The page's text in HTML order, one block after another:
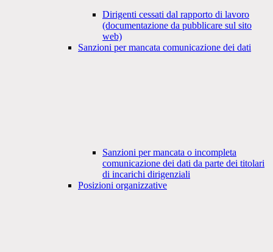
Dirigenti cessati dal rapporto di lavoro
(documentazione da pubblicare sul sito
web)
Sanzioni per mancata comunicazione dei dati
Sanzioni per mancata o incompleta
comunicazione dei dati da parte dei titolari
di incarichi dirigenziali
Posizioni organizzative